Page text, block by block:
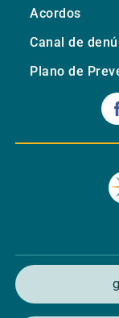
Acordos
Canal de
Plano de